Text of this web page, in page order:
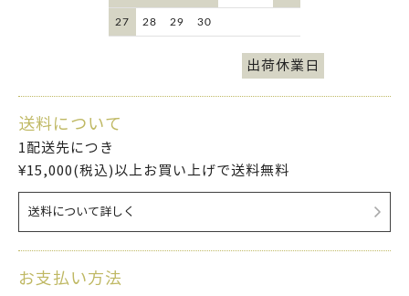
27 28 29 30
出荷休業日
送料について
1配送先につき
¥15,000(税込)以上お買い上げで送料無料
送料について詳しく
お支払い方法